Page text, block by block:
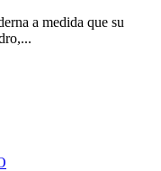
a medida que su